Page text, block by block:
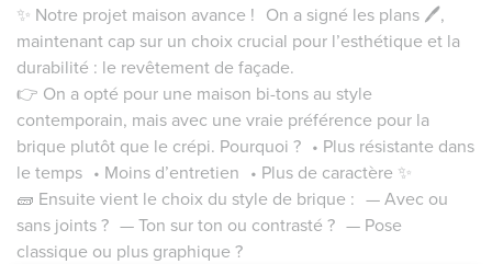
✨ Notre projet maison avance ! On a signé les plans 🖊,
maintenant cap sur un choix crucial pour l’esthétique et la
durabilité : le revêtement de façade.
👉 On a opté pour une maison bi-tons au style
contemporain, mais avec une vraie préférence pour la
brique plutôt que le crépi. Pourquoi ? • Plus résistante dans
le temps • Moins d’entretien • Plus de caractère ✨
🧱 Ensuite vient le choix du style de brique : — Avec ou
sans joints ? — Ton sur ton ou contrasté ? — Pose
classique ou plus graphique ?